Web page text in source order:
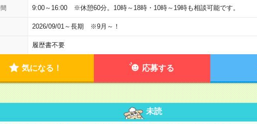
9:00～16:00 ※休憩60分。10時～18時・10時～19時も相談可能です。
2026/09/01～長期 ※9月～！
履歴書不要
気になる！ 応募する
未読